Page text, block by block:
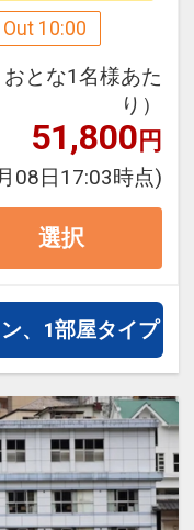
がございま
内湯＆露天風
朝5：30～
利用頂けま
を承ってお
ません。
は月替わりの
類のおでん
をご用意
ジュース・グ
茶など
まで。翌
頂けます♪
飛騨牛（お
ル・日本酒・
）
ンをロビー
10:00
おとな1名様あた
り）
51,800円
08日17:03時点)
選択
、1部屋タイプ